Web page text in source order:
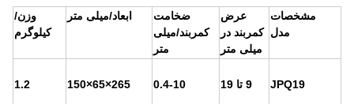
مشخصات
مدل
عرض
کمربند در
میلی متر
ضخامت
کمربند/میلی
متر
ابعاد/میلی متر
وزن/
کیلوگرم
JPQ19 9 تا 19 0.4-10
265×65×150
1.2